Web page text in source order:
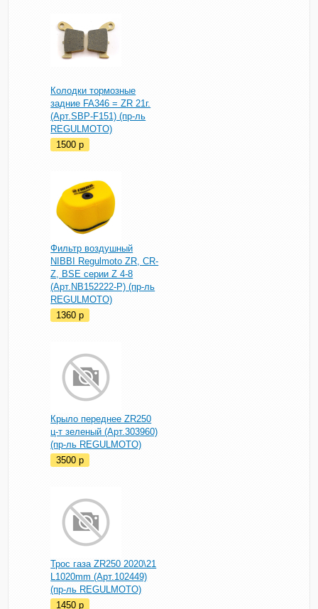
Колодки тормозные
задние FA346 = ZR 21г.
(Арт.SBP-F151) (пр-ль
REGULMOTO)
1500p
Фильтр воздушный
NIBBI Regulmoto ZR, CR-
Z, BSE серии Z 4-8
(Арт.NB152222-P) (пр-ль
REGULMOTO)
1360p
Крыло переднее ZR250
ц-т зеленый (Арт.303960)
(пр-ль REGULMOTO)
3500p
Трос газа ZR250 2020\21
L1020mm (Арт.102449)
(пр-ль REGULMOTO)
1450p